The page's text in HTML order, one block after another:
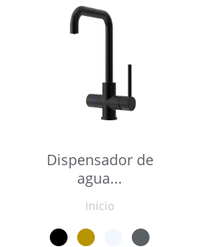
Dispensador de
agua...
Inicio